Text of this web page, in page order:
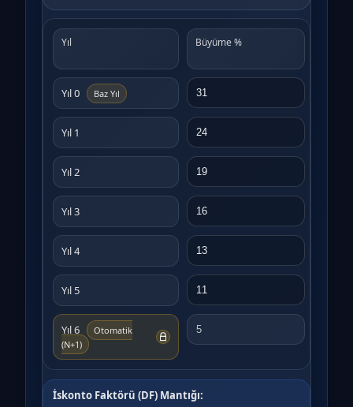
Yıl Büyüme %
Yıl 0 Baz Yıl
Yıl 1
Yıl 2
Yıl 3
Yıl 4
Yıl 5
Yıl 6
Otomatik
(N+1)
İskonto Faktörü (DF) Mantığı: